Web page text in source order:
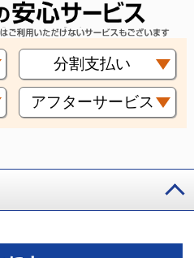
分割支払い
アフターサービス